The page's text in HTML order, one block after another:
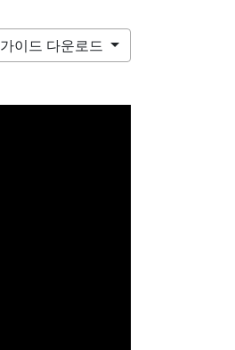
가이드 다운로드